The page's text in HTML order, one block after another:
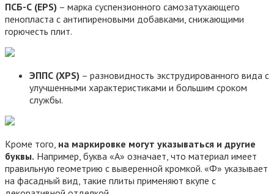
ПСБ-С (EPS) – марка суспензионного самозатухающего
пенопласта с антипиреновыми добавками, снижающими
горючесть плит.
ЭППС (XPS) – разновидность экструдированного вида с
улучшенными характеристиками и большим сроком
службы.
Кроме того, на маркировке могут указываться и другие
буквы. Например, буква «А» означает, что материал имеет
правильную геометрию с выверенной кромкой. «Ф» указывает
на фасадный вид, такие плиты применяют вкупе с